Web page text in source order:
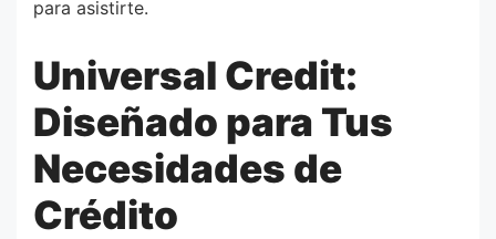
para asistirte.
Universal Credit:
Diseñado para Tus
Necesidades de
Crédito